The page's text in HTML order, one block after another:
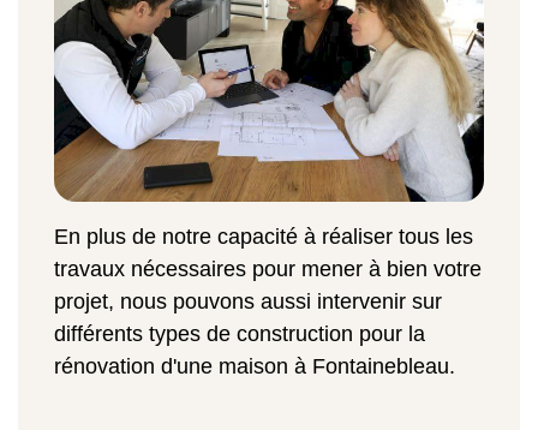
En plus de notre capacité à réaliser tous les
travaux nécessaires pour mener à bien votre
projet, nous pouvons aussi intervenir sur
différents types de construction pour la
rénovation d'une maison à Fontainebleau.